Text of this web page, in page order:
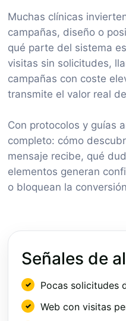
Muchas clínicas
campañas, diseño o
qué parte del sistema
visitas sin solicitudes,
campañas con coste
transmite el valor real
Con protocolos y guías
completo: cómo
mensaje recibe, qué
elementos generan
o bloquean la
Señales de
Pocas solicitudes
Web con visitas